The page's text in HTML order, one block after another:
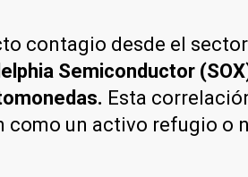
contagio desde el
Semiconductor
Esta
como un activo refugio o